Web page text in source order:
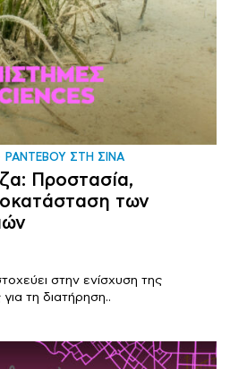
ΡΑΝΤΕΒΟΥ ΣΤΗ ΣΙΝΑ
Προστασία,
των
στην ενίσχυση της
τη διατήρηση..